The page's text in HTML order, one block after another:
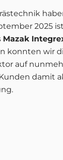
2025
Mazak
konnten wir
auf
damit
.